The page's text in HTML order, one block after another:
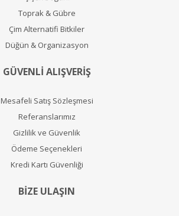
Toprak & Gübre
Çim Alternatifi Bitkiler
Düğün & Organizasyon
GÜVENLİ ALIŞVERİŞ
Mesafeli Satış Sözleşmesi
Referanslarımız
Gizlilik ve Güvenlik
Ödeme Seçenekleri
Kredi Kartı Güvenliği
BİZE ULAŞIN